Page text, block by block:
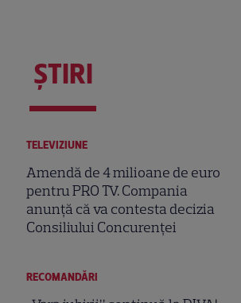
ŞTIRI
TELEVIZIUNE
Amendă de 4 milioane de euro
pentru PRO TV. Compania
anunță că va contesta decizia
Consiliului Concurenței
RECOMANDĂRI